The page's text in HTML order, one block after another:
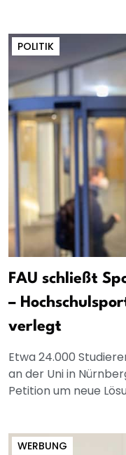
POLITIK
FAU schließt
–
verlegt
Etwa 24.000
an der Uni in
Petition um neue
WERBUNG